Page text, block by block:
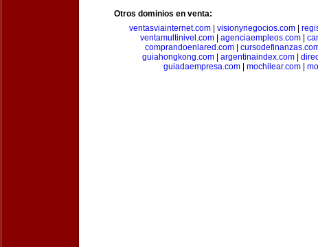
Otros dominios en venta:
ventasviainternet.com
visionynegocios.com
ventamultinivel.com| agenciaempleos.com|
comprandoenlared.com|
guiahongkong.com| argentinaindex.com|
guiadaempresa.com
mochilear.com